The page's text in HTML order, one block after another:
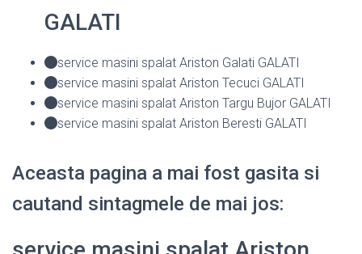
GALATI
service masini spalat Ariston Galati GALATI
service masini spalat Ariston Tecuci GALATI
service masini spalat Ariston Targu Bujor GALATI
service masini spalat Ariston Beresti GALATI
Aceasta pagina a mai fost gasita si
cautand sintagmele de mai jos: